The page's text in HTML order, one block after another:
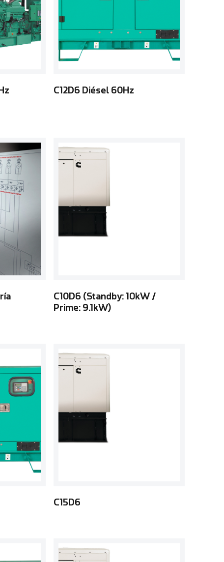
C12D6 Diésel 60Hz
C10D6 (Standby: 10kW /
Prime: 9.1kW)
C15D6